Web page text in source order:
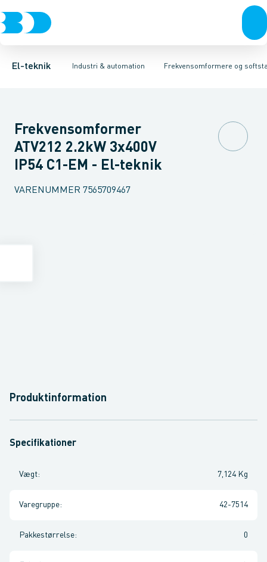
El-teknik Industri & automation
Afbrydere, stikkontakter & lampeudtagForgreningsmateriel
Frekvensomformere og
Industristiksystemer Frekvensomformere og softstartere
Frekvensomformer =˂1 kVFilter for lavspændingSoft Starter
Frekvensomformer
ATV212 2.2kW 3x400V
IP54 C1-EM - El-teknik
VARENUMMER 7565709467
Produktinformation
Specifikationer
Vægt: 7,124 Kg
Varegruppe: 42-7514
Pakkestørrelse: 0